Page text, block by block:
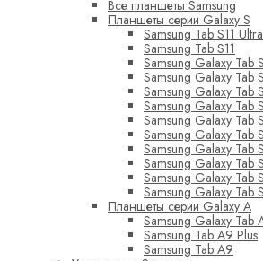
Все планшеты Samsung
Планшеты серии Galaxy S
Samsung Tab S11 Ultra
Samsung Tab S11
Samsung Galaxy Tab
Samsung Galaxy Tab
Samsung Galaxy Tab
Samsung Galaxy Tab
Samsung Galaxy Tab
Samsung Galaxy Tab
Samsung Galaxy Tab
Samsung Galaxy Tab
Samsung Galaxy Tab
Samsung Galaxy Tab
Планшеты серии Galaxy A
Samsung Galaxy Tab
Samsung Tab A9 Plus
Samsung Tab A9